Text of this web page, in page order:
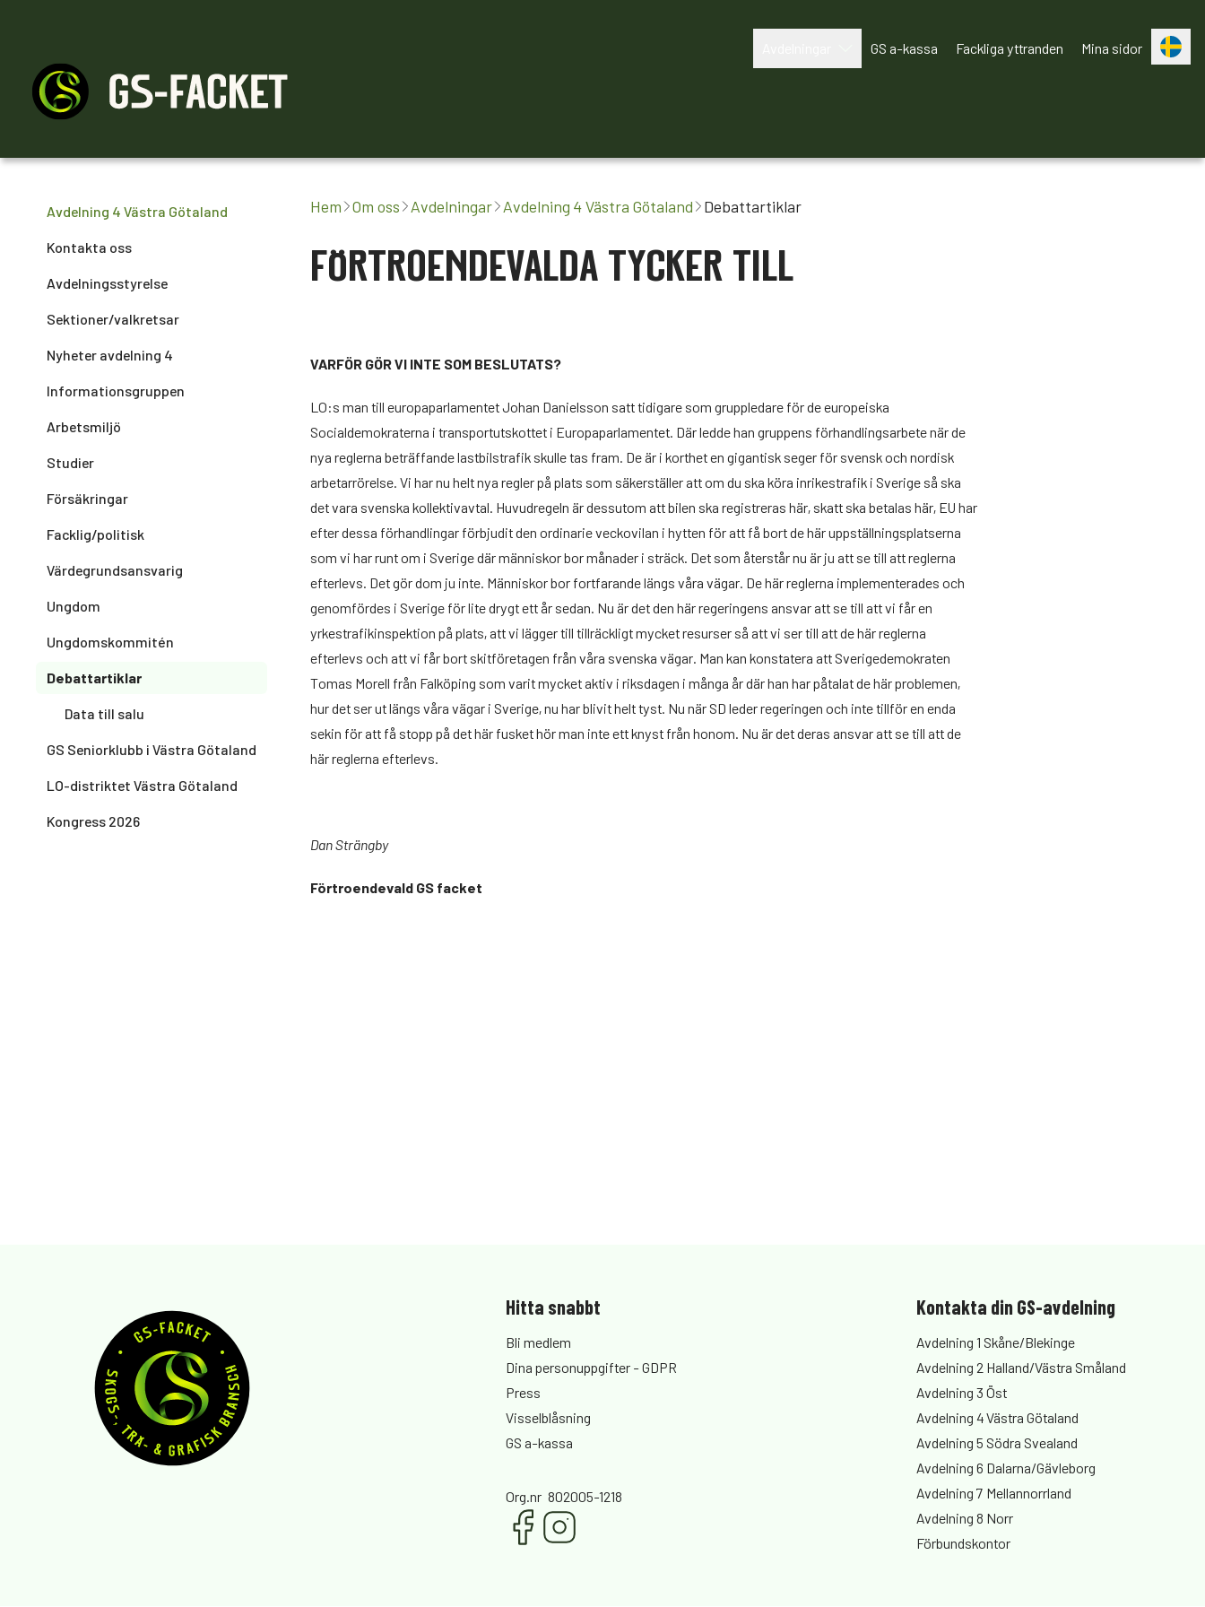
Medlemskap Råd & stöd Engagera dig Om oss Avtalsrörelsen 2027
GS a-kassa Fackliga yttranden Mina sidor
Avdelning 4 Västra Götaland
Kontakta oss
Avdelningsstyrelse
Sektioner/valkretsar
Nyheter avdelning 4
Informationsgruppen
Arbetsmiljö
Studier
Försäkringar
Facklig/politisk
Värdegrundsansvarig
Ungdom
Ungdomskommitén
Debattartiklar
Data till salu
GS Seniorklubb i Västra Götaland
LO-distriktet Västra Götaland
Kongress 2026
Hem Om oss Avdelningar Avdelning 4 Västra Götaland Debattartiklar
FÖRTROENDEVALDA TYCKER TILL
VARFÖR GÖR VI INTE SOM BESLUTATS?
LO:s man till europaparlamentet Johan Danielsson satt tidigare som gruppledare för de europeiska
Socialdemokraterna i transportutskottet i Europaparlamentet. Där ledde han gruppens förhandlingsarbete när de
nya reglerna beträffande lastbilstrafik skulle tas fram. De är i korthet en gigantisk seger för svensk och nordisk
arbetarrörelse. Vi har nu helt nya regler på plats som säkerställer att om du ska köra inrikestrafik i Sverige så ska
det vara svenska kollektivavtal. Huvudregeln är dessutom att bilen ska registreras här, skatt ska betalas här, EU har
efter dessa förhandlingar förbjudit den ordinarie veckovilan i hytten för att få bort de här uppställningsplatserna
som vi har runt om i Sverige där människor bor månader i sträck. Det som återstår nu är ju att se till att reglerna
efterlevs. Det gör dom ju inte. Människor bor fortfarande längs våra vägar. De här reglerna implementerades och
genomfördes i Sverige för lite drygt ett år sedan. Nu är det den här regeringens ansvar att se till att vi får en
yrkestrafikinspektion på plats, att vi lägger till tillräckligt mycket resurser så att vi ser till att de här reglerna
efterlevs och att vi får bort skitföretagen från våra svenska vägar. Man kan konstatera att Sverigedemokraten
Tomas Morell från Falköping som varit mycket aktiv i riksdagen i många år där han har påtalat de här problemen,
hur det ser ut längs våra vägar i Sverige, nu har blivit helt tyst. Nu när SD leder regeringen och inte tillför en enda
sekin för att få stopp på det här fusket hör man inte ett knyst från honom. Nu är det deras ansvar att se till att de
här reglerna efterlevs.
Dan Strängby
Förtroendevald GS facket
Hitta snabbt
Bli medlem
Dina personuppgifter - GDPR
Press
Visselblåsning
GS a-kassa
Org.nr 802005-1218
Kontakta din GS-avdelning
Avdelning 1 Skåne/Blekinge
Avdelning 2 Halland/Västra Småland
Avdelning 3 Öst
Avdelning 4 Västra Götaland
Avdelning 5 Södra Svealand
Avdelning 6 Dalarna/Gävleborg
Avdelning 7 Mellannorrland
Avdelning 8 Norr
Förbundskontor